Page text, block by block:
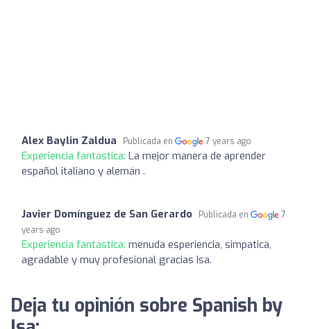
Alex Baylin Zaldua Publicada en 7 years ago
Experiencia fantástica: La mejor manera de aprender
español italiano y alemán .
Javier Domínguez de San Gerardo Publicada en
7
years ago
Experiencia fantástica: menuda esperiencia, simpatica,
agradable y muy profesional gracias Isa.
Deja tu opinión sobre Spanish by